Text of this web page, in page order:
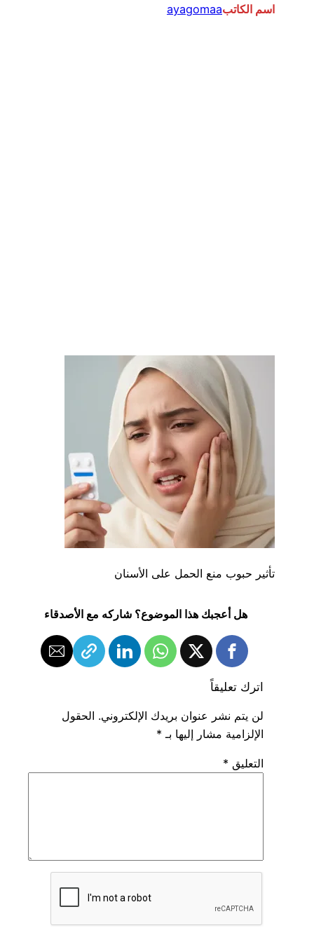
اسم الكاتبayagomaa
تأثير حبوب منع الحمل على الأسنان
هل أعجبك هذا الموضوع؟ شاركه مع الأصدقاء
اترك تعليقاً
لن يتم نشر عنوان بريدك الإلكتروني. الحقول
الإلزامية مشار إليها بـ*
التعليق*